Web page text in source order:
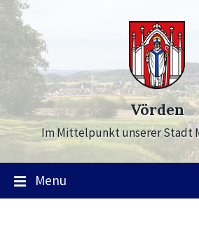
Skip
to
content
Skip
to
main
navigation
Skip
to
footer
Vörden
Im Mittelpunkt unserer Stadt
Menu